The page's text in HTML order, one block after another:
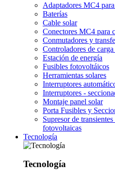
Adaptadores MC4
Baterías
Cable solar
Conectores MC4 para
Conmutadores y
Controladores de
Estación de energía
Fusibles fotovoltáicos
Herramientas solares
Interruptores
Interruptores -
Montaje panel solar
Porta Fusibles y
Supresor de
fotovoltaicas
Tecnología
Tecnología